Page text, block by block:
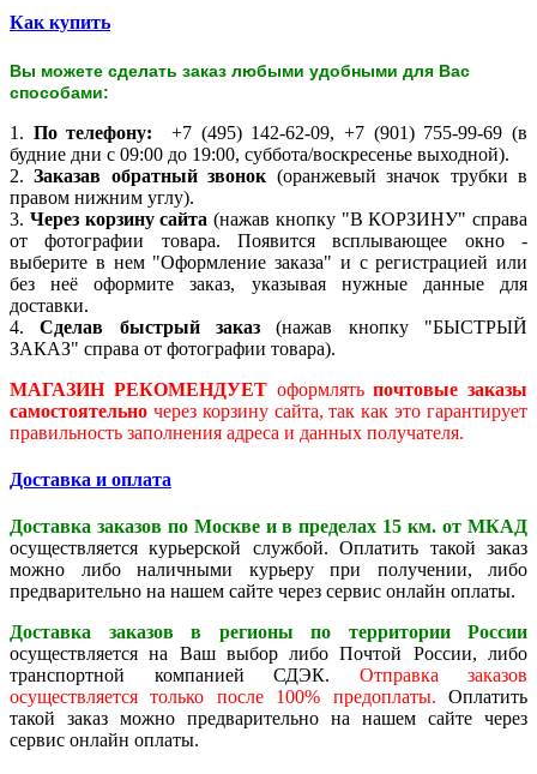
Как купить
Вы можете сделать заказ любыми удобными для Вас
способами:
1. По телефону: +7 (495) 142-62-09, +7 (901) 755-99-69 (в
будние дни с 09:00 до 19:00, суббота/воскресенье выходной).
2.Заказав обратный звонок (оранжевый значок трубки в
правом нижним углу).
3. Через корзину сайта (нажав кнопку "В КОРЗИНУ" справа
от фотографии товара. Появится всплывающее окно -
выберите в нем "Оформление заказа" и с регистрацией или
без неё оформите заказ, указывая нужные данные для
доставки.
4.Сделав быстрый заказ (нажав кнопку "БЫСТРЫЙ
ЗАКАЗ" справа от фотографии товара).
МАГАЗИН РЕКОМЕНДУЕТоформлятьпочтовые заказы
самостоятельно через корзину сайта, так как это гарантирует
правильность заполнения адреса и данных получателя.
Доставка и оплата
Доставка заказов по Москве и в пределах 15 км. от МКАД
осуществляется курьерской службой. Оплатить такой заказ
можно либо наличными курьеру при получении, либо
предварительно на нашем сайте через сервис онлайн оплаты.
Доставка заказов в регионы по территории России
осуществляется на Ваш выбор либо Почтой России, либо
транспортной компанией СДЭК. Отправка заказов
осуществляется только после 100% предоплаты. Оплатить
такой заказ можно предварительно на нашем сайте через
сервис онлайн оплаты.